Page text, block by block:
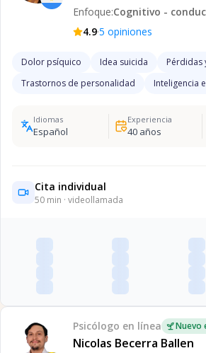
Enfoque:Cognitivo -
4.9·5 opiniones
Dolor psíquico Idea suicida
Pérdidas
Trastornos de personalidad
Inteligencia
Idiomas
Español
Experiencia
40años
Cita individual
50 min · videollamada
Psicólogo en línea Nuevo
Nicolas Becerra Ballen